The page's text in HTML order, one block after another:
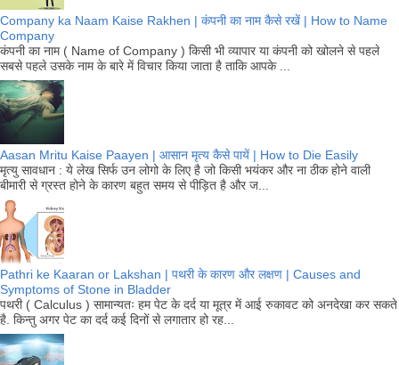
Company ka Naam Kaise Rakhen | कंपनी का नाम कैसे रखें | How to Name
Company
कंपनी का नाम ( Name of Company ) किसी भी व्यापार या कंपनी को खोलने से पहले
सबसे पहले उसके नाम के बारे में विचार किया जाता है ताकि आपके ...
Aasan Mritu Kaise Paayen | आसान मृत्य कैसे पायें | How to Die Easily
मृत्यु सावधान : ये लेख सिर्फ उन लोगो के लिए है जो किसी भयंकर और ना ठीक होने वाली
बीमारी से ग्रस्त होने के कारण बहुत समय से पीड़ित है और ज...
Pathri ke Kaaran or Lakshan | पथरी के कारण और लक्षण | Causes and
Symptoms of Stone in Bladder
पथरी ( Calculus ) सामान्यतः हम पेट के दर्द या मूत्र में आई रुकावट को अनदेखा कर सकते
है. किन्तु अगर पेट का दर्द कई दिनों से लगातार हो रह...